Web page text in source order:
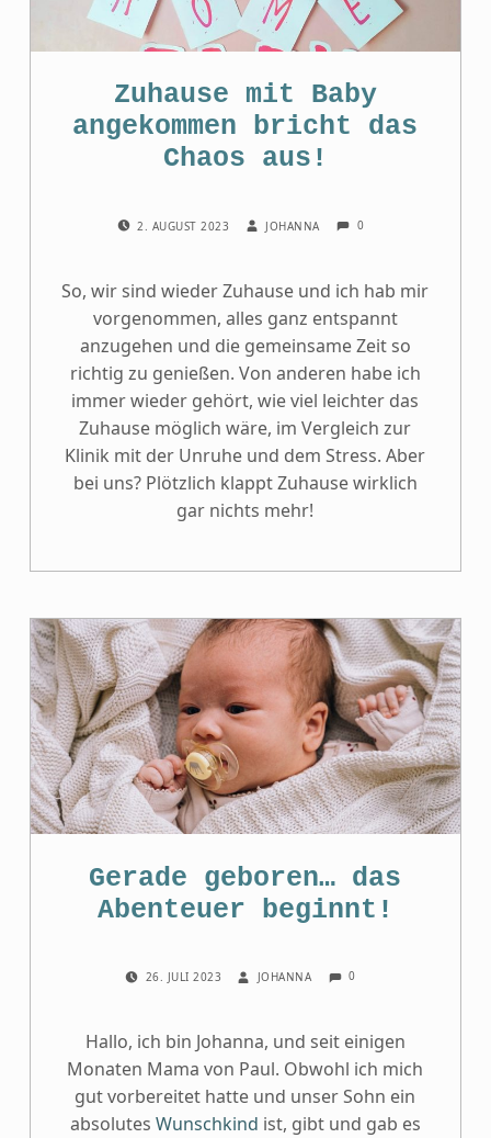
Zuhause mit Baby
angekommen bricht das
Chaos aus!
2. AUGUST 2023 JOHANNA 0
So, wir sind wieder Zuhause und ich hab mir
vorgenommen, alles ganz entspannt
anzugehen und die gemeinsame Zeit so
richtig zu genießen. Von anderen habe ich
immer wieder gehört, wie viel leichter das
Zuhause möglich wäre, im Vergleich zur
Klinik mit der Unruhe und dem Stress. Aber
bei uns? Plötzlich klappt Zuhause wirklich
gar nichts mehr!
Gerade geboren… das
Abenteuer beginnt!
26. JULI 2023 JOHANNA 0
Hallo, ich bin Johanna, und seit einigen
Monaten Mama von Paul. Obwohl ich mich
gut vorbereitet hatte und unser Sohn ein
absolutes Wunschkind ist, gibt und gab es